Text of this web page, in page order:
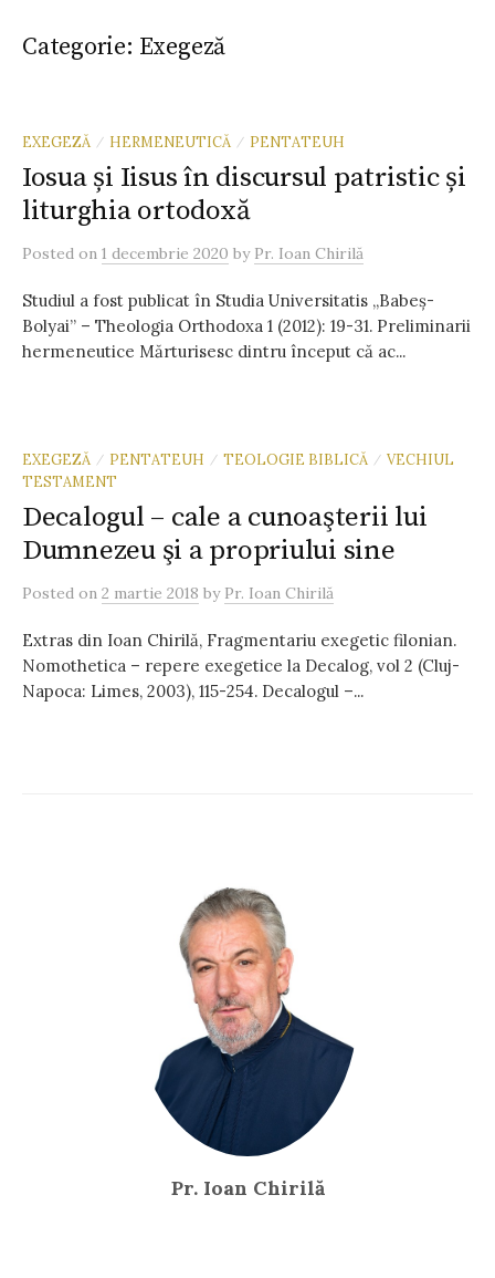
Categorie: Exegeză
EXEGEZĂ / HERMENEUTICĂ / PENTATEUH
Iosua și Iisus în discursul patristic și
liturghia ortodoxă
Posted on 1 decembrie 2020 by Pr. Ioan Chirilă
Studiul a fost publicat în Studia Universitatis „Babeş-
Bolyai” – Theologia Orthodoxa 1 (2012): 19-31. Preliminarii
hermeneutice Mărturisesc dintru început că ac...
EXEGEZĂ / PENTATEUH / TEOLOGIE BIBLICĂ / VECHIUL
TESTAMENT
Decalogul – cale a cunoaşterii lui
Dumnezeu şi a propriului sine
Posted on 2 martie 2018 by Pr. Ioan Chirilă
Extras din Ioan Chirilă, Fragmentariu exegetic filonian.
Nomothetica – repere exegetice la Decalog, vol 2 (Cluj-
Napoca: Limes, 2003), 115-254. Decalogul –...
Pr. Ioan Chirilă